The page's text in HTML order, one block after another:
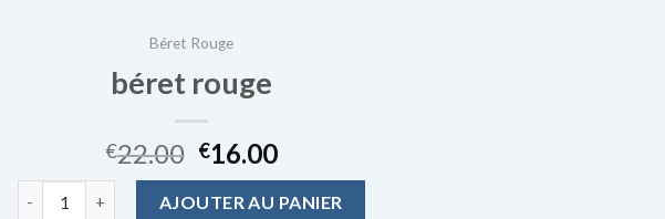
Béret Rouge
béret rouge
€22.00 €16.00
AJOUTER AU PANIER